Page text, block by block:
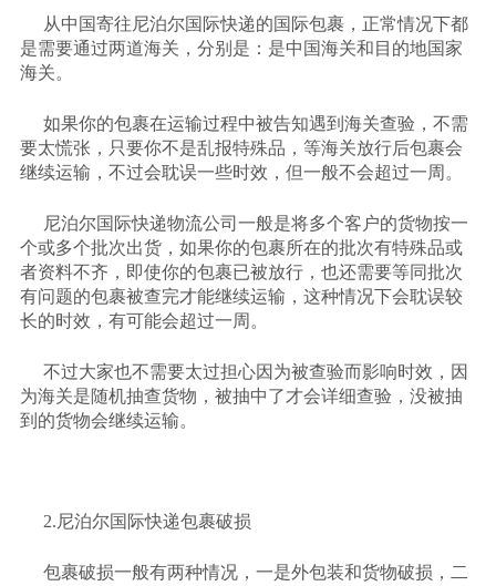
从中国寄往尼泊尔国际快递的国际包裹，正常情况下都
是需要通过两道海关，分别是：是中国海关和目的地国家
海关。
如果你的包裹在运输过程中被告知遇到海关查验，不需
要太慌张，只要你不是乱报特殊品，等海关放行后包裹会
继续运输，不过会耽误一些时效，但一般不会超过一周。
尼泊尔国际快递物流公司一般是将多个客户的货物按一
个或多个批次出货，如果你的包裹所在的批次有特殊品或
者资料不齐，即使你的包裹已被放行，也还需要等同批次
有问题的包裹被查完才能继续运输，这种情况下会耽误较
长的时效，有可能会超过一周。
不过大家也不需要太过担心因为被查验而影响时效，因
为海关是随机抽查货物，被抽中了才会详细查验，没被抽
到的货物会继续运输。
2.尼泊尔国际快递包裹破损
包裹破损一般有两种情况，一是外包装和货物破损，二